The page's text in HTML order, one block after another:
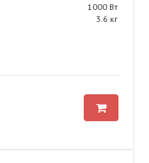
1000 Вт
3.6 кг